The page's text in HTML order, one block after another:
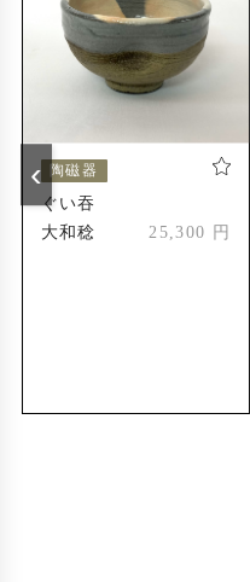
博覧会政府館
東京世田谷美
公共施設展示
2000年
日本工芸会山
萩陶芸家協会
九州・山口陶
朝日カルチャ
陶磁器
ぐい吞
大和稔
25,300 円
‹